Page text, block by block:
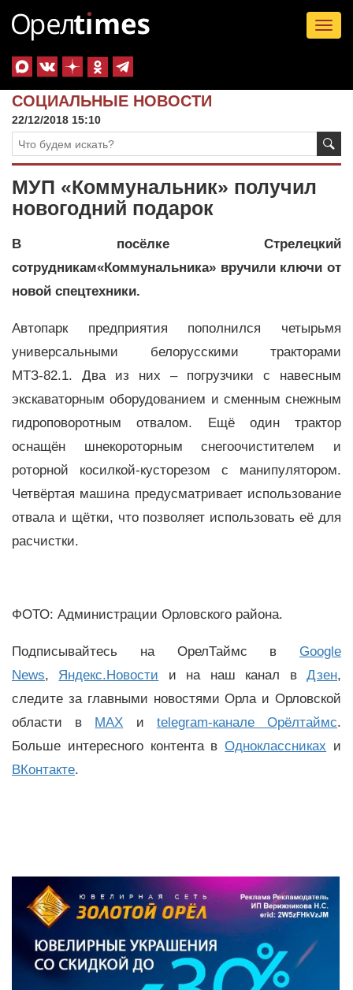
СОЦИАЛЬНЫЕ НОВОСТИ
22/12/2018 15:10
МУП «Коммунальник» получил
новогодний подарок
В посёлке Стрелецкий
сотрудникам«Коммунальника» вручили ключи от
новой спецтехники.
Автопарк предприятия пополнился четырьмя
универсальными белорусскими тракторами
МТЗ-82.1. Два из них – погрузчики с навесным
экскаваторным оборудованием и сменным снежным
гидроповоротным отвалом. Ещё один трактор
оснащён шнекороторным снегоочистителем и
роторной косилкой-кусторезом с манипулятором.
Четвёртая машина предусматривает использование
отвала и щётки, что позволяет использовать её для
расчистки.
ФОТО: Администрации Орловского района.
Подписывайтесь на ОрелТаймс в Google
News, Яндекс.Новости и на наш канал вДзен,
следите за главными новостями Орла и Орловской
области в MAX и telegram-канале Орёлтаймс.
Больше интересного контента вОдноклассниках и
ВКонтакте.